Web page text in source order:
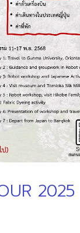
2025